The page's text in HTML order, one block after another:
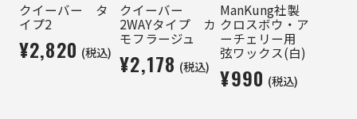
クイーバー タ
イプ2
¥2,820 (税込)
クイーバー
2WAYタイプ カ
モフラージュ
¥2,178 (税込)
ManKung社製
クロスボウ・ア
ーチェリー用
弦ワックス(白)
¥990 (税込)